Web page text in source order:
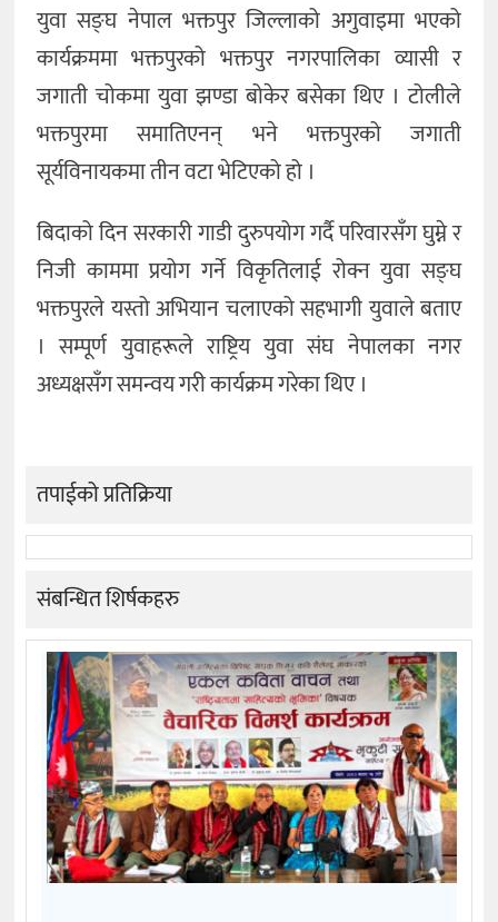
युवा सङ्घ नेपाल भक्तपुर जिल्लाको अगुवाइमा भएको
कार्यक्रममा भक्तपुरको भक्तपुर नगरपालिका व्यासी र
जगाती चोकमा युवा झण्डा बोकेर बसेका थिए । टोलीले
भक्तपुरमा समातिएनन् भने भक्तपुरको जगाती
सूर्यविनायकमा तीन वटा भेटिएको हो ।
बिदाको दिन सरकारी गाडी दुरुपयोग गर्दै परिवारसँग घुम्ने र
निजी काममा प्रयोग गर्ने विकृतिलाई रोक्न युवा सङ्घ
भक्तपुरले यस्तो अभियान चलाएको सहभागी युवाले बताए
। सम्पूर्ण युवाहरूले राष्ट्रिय युवा संघ नेपालका नगर
अध्यक्षसँग समन्वय गरी कार्यक्रम गरेका थिए ।
तपाईको प्रतिक्रिया
संबन्धित शिर्षकहरु